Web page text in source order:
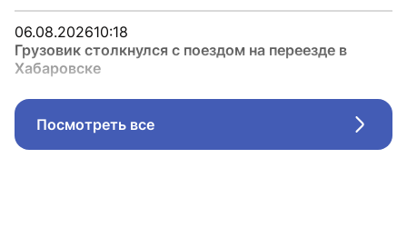
06.08.202610:18
Грузовик столкнулся с поездом на переезде в
Хабаровске
Посмотреть все